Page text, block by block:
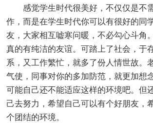
感觉学生时代很美好，不仅仅是不
作，而是在学生时代你可以有很好的同
友，大家相互嘘寒问暖，不必勾心斗角
真的有纯洁的友谊。可踏上了社会，于
系，又工作繁忙，就多了份人情世故。
气使，同事对你的多加防范，就更加想
可能自己还不能适应这样的环境吧。但
己去努力，希望自己可以有个好朋友，
个团结的环境。